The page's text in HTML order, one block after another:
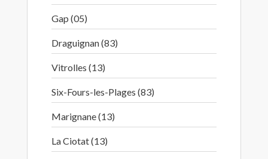
Gap (05)
Draguignan (83)
Vitrolles (13)
Six-Fours-les-Plages (83)
Marignane (13)
La Ciotat (13)